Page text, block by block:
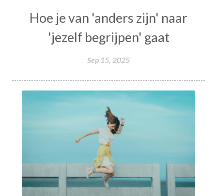
Hoe je van 'anders zijn' naar
'jezelf begrijpen' gaat
Sep 15, 2025